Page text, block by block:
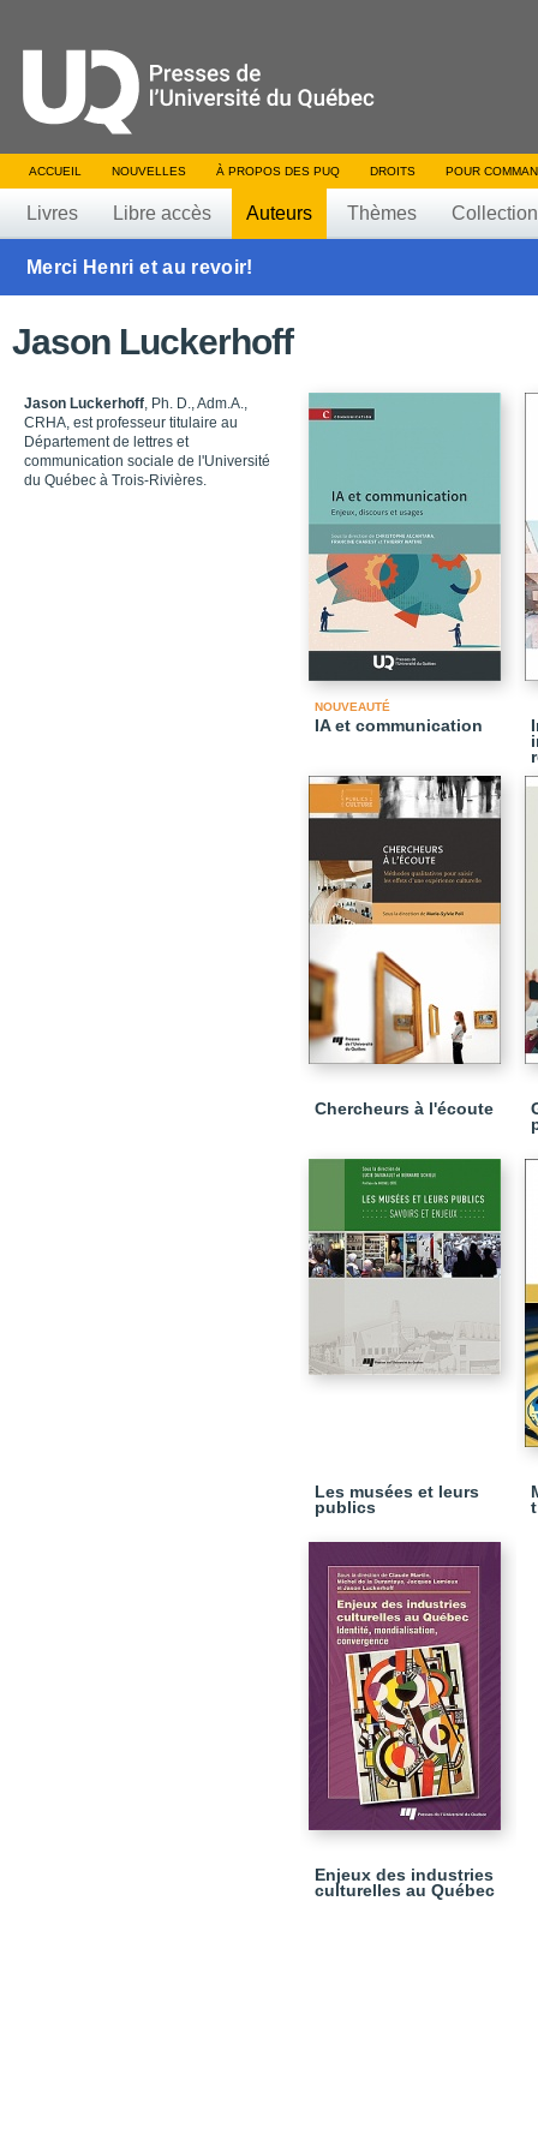
ACCUEIL NOUVELLES À PROPOS DES PUQ DROITS POUR
Livres Libre accès Auteurs Thèmes
Merci Henri et au revoir!
Jason Luckerhoff
Jason Luckerhoff, Ph. D., Adm.A.,
CRHA, est professeur titulaire au
Département de lettres et
communication sociale de l'Université
du Québec à Trois-Rivières.
NOUVEAUTÉ
IA et communication
Chercheurs à l'écoute
Les musées et leurs
publics
Enjeux des industries
culturelles au Québec